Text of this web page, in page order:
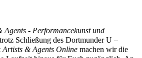
Agents - Performancekunst und
Schließung des Dortmunder U –
Artists & Agents Online machen wir die